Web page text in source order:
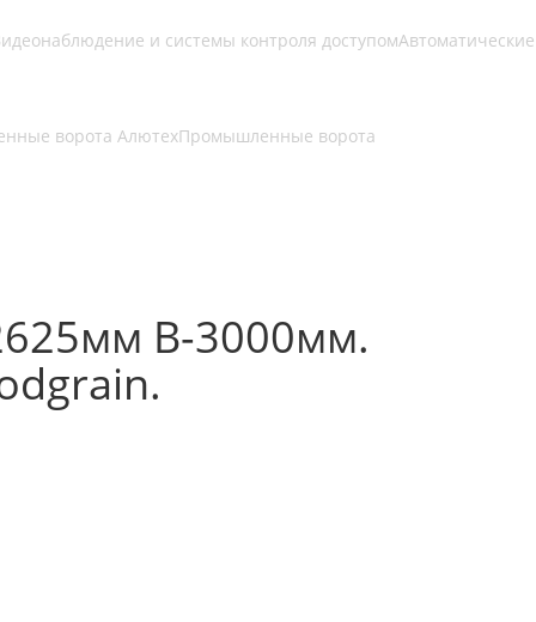
и системы контроля доступомАвтоматические
ворота АлютехПромышленные ворота
В-3000мм.